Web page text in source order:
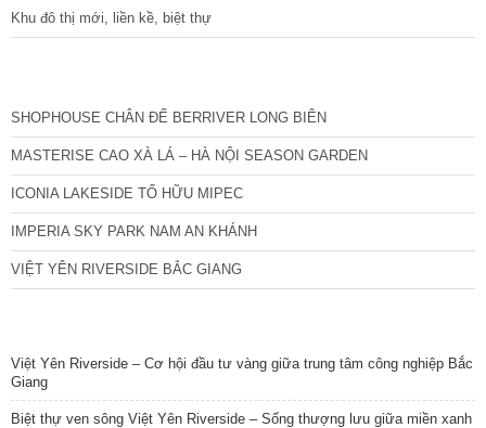
Khu đô thị mới, liền kề, biệt thự
SHOPHOUSE CHÂN ĐẾ BERRIVER LONG BIÊN
MASTERISE CAO XÀ LÁ – HÀ NỘI SEASON GARDEN
ICONIA LAKESIDE TỐ HỮU MIPEC
IMPERIA SKY PARK NAM AN KHÁNH
VIỆT YÊN RIVERSIDE BẮC GIANG
Việt Yên Riverside – Cơ hội đầu tư vàng giữa trung tâm công nghiệp Bắc
Giang
Biệt thự ven sông Việt Yên Riverside – Sống thượng lưu giữa miền xanh